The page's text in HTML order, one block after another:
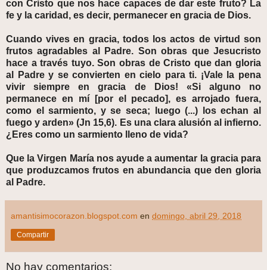
con Cristo que nos hace capaces de dar este fruto? La
fe y la caridad, es decir, permanecer en gracia de Dios.
Cuando vives en gracia, todos los actos de virtud son
frutos agradables al Padre. Son obras que Jesucristo
hace a través tuyo. Son obras de Cristo que dan gloria
al Padre y se convierten en cielo para ti. ¡Vale la pena
vivir siempre en gracia de Dios! «Si alguno no
permanece en mí [por el pecado], es arrojado fuera,
como el sarmiento, y se seca; luego (...) los echan al
fuego y arden» (Jn 15,6). Es una clara alusión al infierno.
¿Eres como un sarmiento lleno de vida?
Que la Virgen María nos ayude a aumentar la gracia para
que produzcamos frutos en abundancia que den gloria
al Padre.
amantisimocorazon.blogspot.com en domingo, abril 29, 2018
Compartir
No hay comentarios: